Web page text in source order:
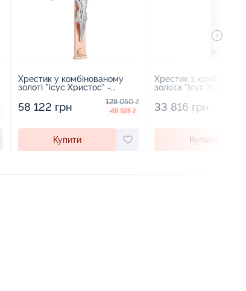
Хрестик у комбінованому
золоті "Ісус Христос" -
58 122 грн 128 050 ₴
-69 928 ₴
Купити
Хрестик з
золота "Ісус
33 816 грн
Купити